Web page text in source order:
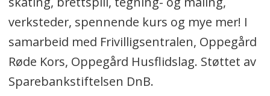
verksteder, spennende kurs og mye mer! I
samarbeid med Frivilligsentralen, Oppegård
Røde Kors, Oppegård Husflidslag. Støttet av
Sparebankstiftelsen DnB.